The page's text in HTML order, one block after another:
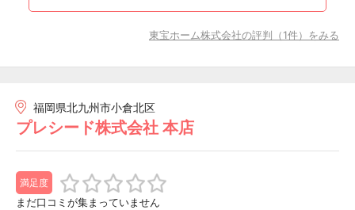
東宝ホーム株式会社の評判（1件）をみる
福岡県北九州市小倉北区
プレシード株式会社 本店
満足度
まだ口コミが集まっていません